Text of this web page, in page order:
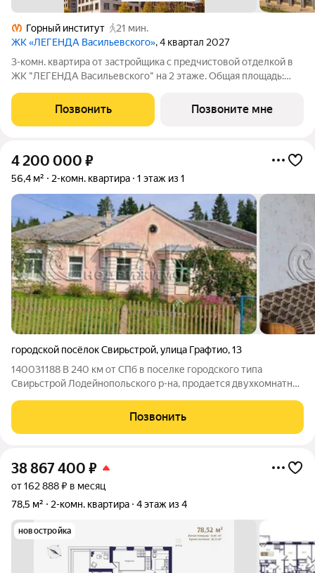
Горный институт
21 мин.
ЖК «ЛЕГЕНДА Васильевского», 4 квартал 2027
3-комн. квартира от застройщика с предчистовой отделкой в
ЖК "ЛЕГЕНДА Васильевского" на 2 этаже. Общая площадь:
столовой: 25.8 кв.м. Квартира - распашонка, очень светлая, без
проходных комнат,
Позвонить Позвоните мне
4 200 000 ₽
56,4 м² 2-комн. квартира 1 этаж из 1
городской посёлок Свирьстрой,улица Графтио,13
140031188 В 240 км от СПб в поселке городского типа
Свирьстрой Лодейнопольского р-на, продается двухкомнатная
кухня 8,3 кв. м, комнаты 19,2+18 кв. м. Дом одноэтажный,
находится на
Позвонить
38 867 400 ₽
от 162 888 ₽ в месяц
78,5 м²
2-комн. квартира 4 этаж из 4
новостройка